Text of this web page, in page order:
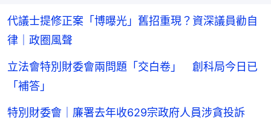
代議士提修正案「博曝光」舊招重現？資深議員勸自
律｜政圈風聲
立法會特別財委會兩問題「交白卷」 創科局今日已
「補答」
特別財委會｜廉署去年收629宗政府人員涉貪投訴